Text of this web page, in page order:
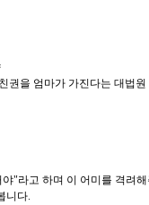
권을 엄마가 가진다는 대법원
"라고 하며 이 어미를 격려
니다.